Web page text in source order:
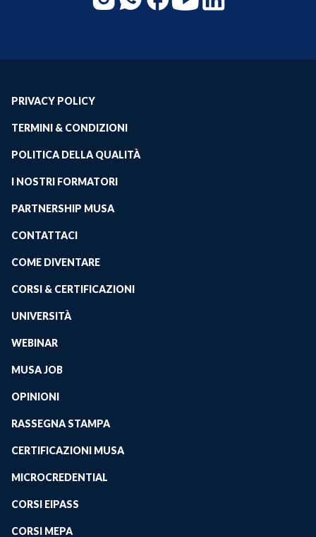
PRIVACY POLICY
TERMINI & CONDIZIONI
POLITICA DELLA QUALITÀ
I NOSTRI FORMATORI
PARTNERSHIP MUSA
CONTATTACI
COME DIVENTARE
CORSI & CERTIFICAZIONI
UNIVERSITÀ
WEBINAR
MUSA JOB
OPINIONI
RASSEGNA STAMPA
CERTIFICAZIONI MUSA
MICROCREDENTIAL
CORSI EIPASS
CORSI MEPA